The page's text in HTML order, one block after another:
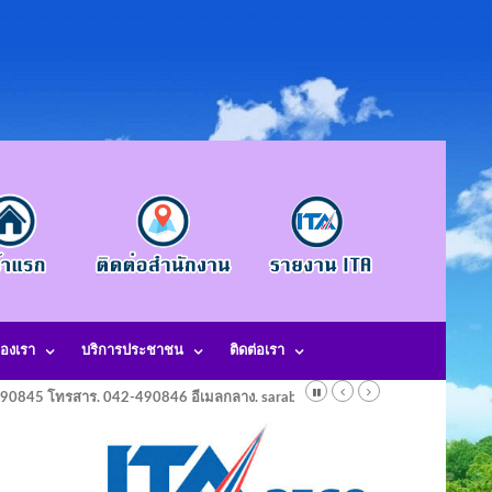
งเรา บริการประชาชน ติดต่อเรา
โทรสาร. 042-490846 อีเมลกลาง. saraban@laotangkham.go.th